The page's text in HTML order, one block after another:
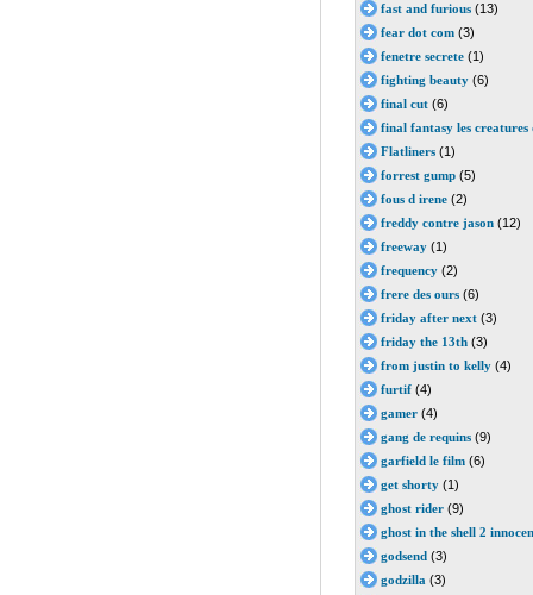
fast and furious (13)
fear dot com (3)
fenetre secrete (1)
fighting beauty (6)
final cut (6)
final fantasy les creatures
Flatliners (1)
forrest gump (5)
fous d irene (2)
freddy contre jason (12)
freeway (1)
frequency (2)
frere des ours (6)
friday after next (3)
friday the 13th (3)
from justin to kelly (4)
furtif (4)
gamer (4)
gang de requins (9)
garfield le film (6)
get shorty (1)
ghost rider (9)
ghost in the shell 2
godsend (3)
godzilla (3)